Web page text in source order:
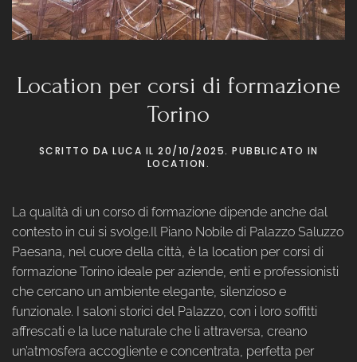
Location per corsi di formazione
Torino
SCRITTO DA LUCA IL 20/10/2025. PUBBLICATO IN
LOCATION.
La qualità di un corso di formazione dipende anche dal
contesto in cui si svolge.Il Piano Nobile di Palazzo Saluzzo
Paesana, nel cuore della città, è la location per corsi di
formazione Torino ideale per aziende, enti e professionisti
che cercano un ambiente elegante, silenzioso e
funzionale. I saloni storici del Palazzo, con i loro soffitti
affrescati e la luce naturale che li attraversa, creano
un’atmosfera accogliente e concentrata, perfetta per